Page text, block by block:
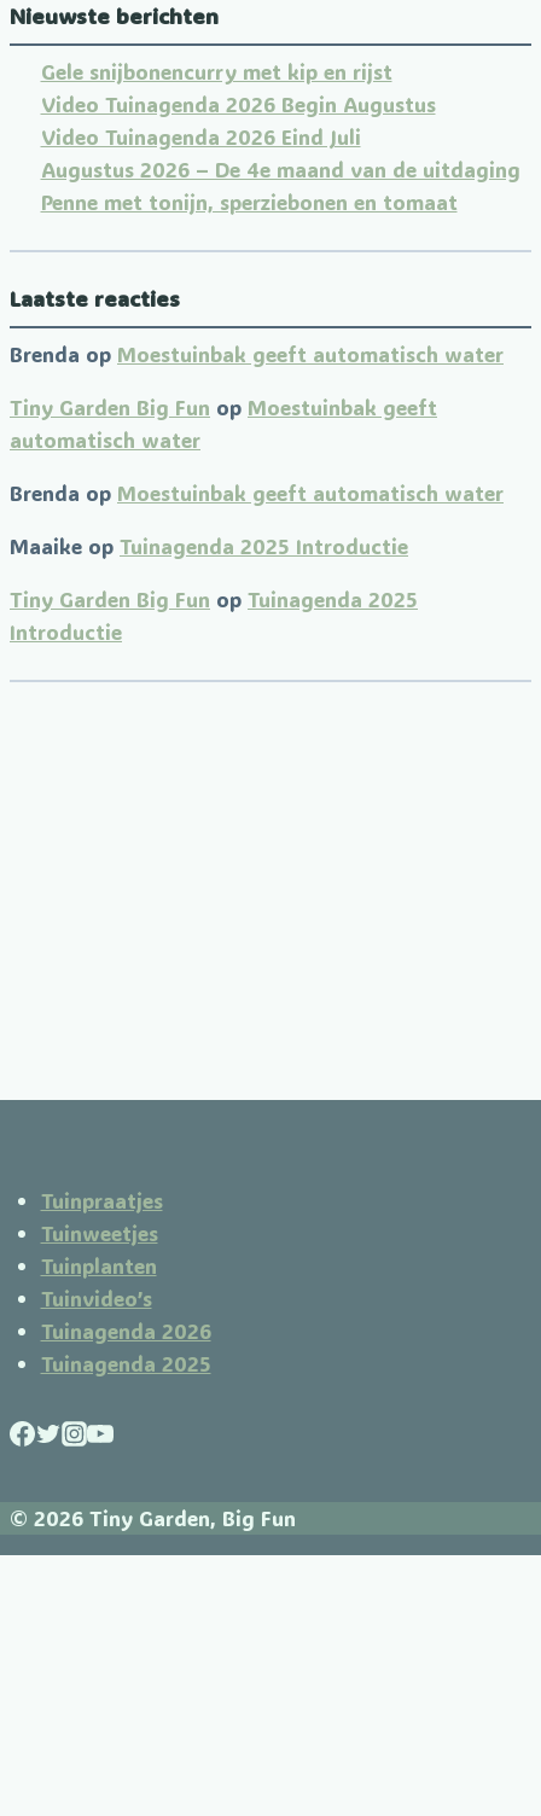
Nieuwste berichten
Gele snijbonencurry met kip en rijst
Video Tuinagenda 2026 Begin Augustus
Video Tuinagenda 2026 Eind Juli
Augustus 2026 – De 4e maand van de uitdaging
Penne met tonijn, sperziebonen en tomaat
Laatste reacties
Brenda op Moestuinbak geeft automatisch water
Tiny Garden Big Fun op Moestuinbak geeft
automatisch water
Brenda op Moestuinbak geeft automatisch water
Maaike op Tuinagenda 2025 Introductie
Tiny Garden Big Fun op Tuinagenda 2025
Introductie
Tuinpraatjes
Tuinweetjes
Tuinplanten
Tuinvideo’s
Tuinagenda 2026
Tuinagenda 2025
© 2026 Tiny Garden, Big Fun